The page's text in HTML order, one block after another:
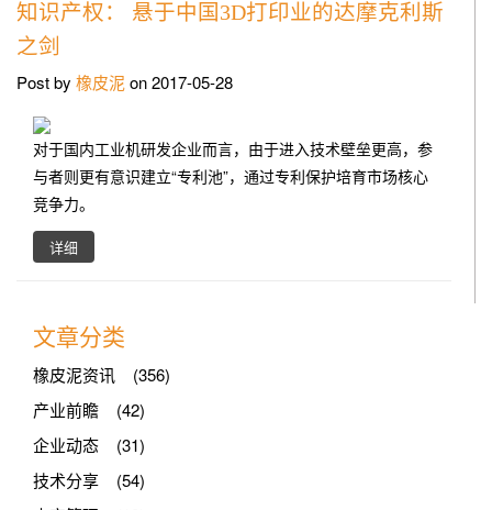
知识产权： 悬于中国3D打印业的达摩克利斯
之剑
Post by 橡皮泥 on 2017-05-28
对于国内工业机研发企业而言，由于进入技术壁垒更高，参
与者则更有意识建立“专利池”，通过专利保护培育市场核心
竞争力。
详细
文章分类
橡皮泥资讯 (356)
产业前瞻 (42)
企业动态 (31)
技术分享 (54)